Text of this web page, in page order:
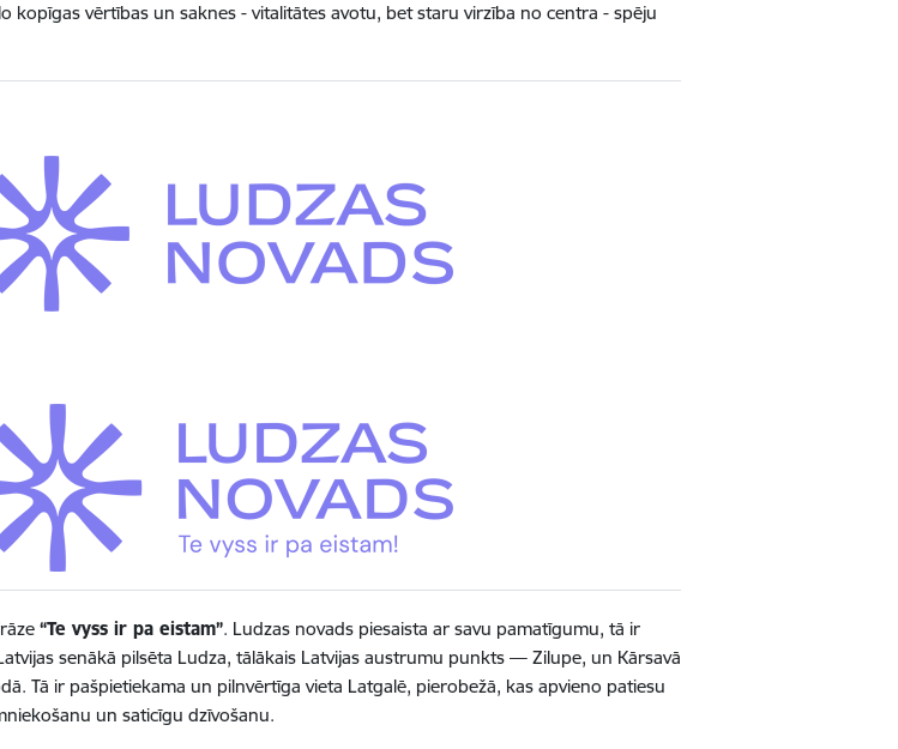
kopīgas vērtības un saknes - vitalitātes avotu, bet staru virzība no centra - spēju
“Te vyss ir pa eistam”. Ludzas novads piesaista ar savu pamatīgumu, tā ir
senākā pilsēta Ludza, tālākais Latvijas austrumu punkts — Zilupe, un Kārsavā
Tā ir pašpietiekama un pilnvērtīga vieta Latgalē, pierobežā, kas apvieno patiesu
un saticīgu dzīvošanu.